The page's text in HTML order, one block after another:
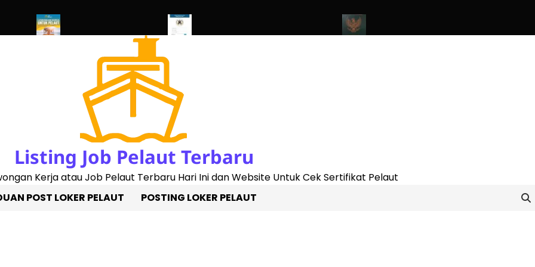
Listing Job Pelaut Terbaru
Kerja atau Job Pelaut Terbaru Hari Ini dan Website Untuk Cek Sertifikat Pelaut
POST LOKER PELAUT POSTING LOKER PELAUT